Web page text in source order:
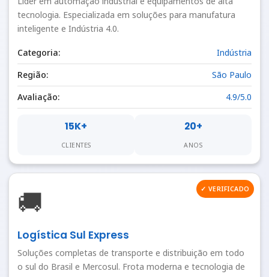
tecnologia. Especializada em soluções para manufatura
inteligente e Indústria 4.0.
Categoria:
Indústria
Região:
São Paulo
Avaliação:
4.9/5.0
15K+
CLIENTES
20+
ANOS
✓ VERIFICADO
🚚
Logística Sul Express
Soluções completas de transporte e distribuição em todo
o sul do Brasil e Mercosul. Frota moderna e tecnologia de